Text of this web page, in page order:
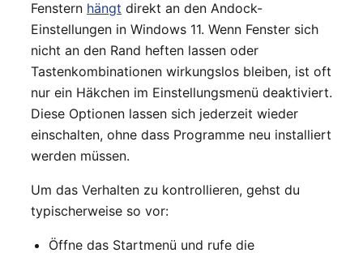
Fenstern hängt direkt an den Andock-
Einstellungen in Windows 11. Wenn Fenster sich
nicht an den Rand heften lassen oder
Tastenkombinationen wirkungslos bleiben, ist oft
nur ein Häkchen im Einstellungsmenü deaktiviert.
Diese Optionen lassen sich jederzeit wieder
einschalten, ohne dass Programme neu installiert
werden müssen.
Um das Verhalten zu kontrollieren, gehst du
typischerweise so vor:
Öffne das Startmenü und rufe die